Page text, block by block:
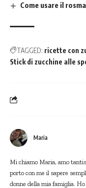
Come usare il
TAGGED: ricette con
Stick di zucchine alle
Maria
Mi chiamo Maria, amo
porto con me il sapere
donne della mia famiglia.